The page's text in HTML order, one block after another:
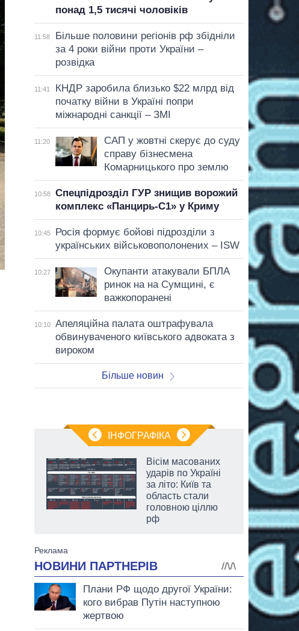
понад 1,5 тисячі чоловіків
11:58
Більше половини регіонів рф збідніли
за 4 роки війни проти України –
розвідка
11:41
КНДР заробила близько $22 млрд від
початку війни в Україні попри
міжнародні санкції – ЗМІ
11:20
САП у жовтні скерує до суду
справу бізнесмена
Комарницького про землю
10:58
Спецпідрозділ ГУР знищив ворожий
комплекс «Панцирь-С1» у Криму
10:45
Росія формує бойові підрозділи з
українських військовополонених – ISW
10:27
Окупанти атакували БПЛА
ринок на на Сумщині, є
важкопоранені
10:10
Апеляційна палата оштрафувала
обвинуваченого київського адвоката з
вироком
Більше новин
ІНФОГРАФІКА
Вісім масованих
ударів по Україні
за літо: Київ та
область стали
головною ціллю
рф